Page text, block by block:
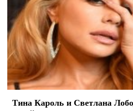
Тина Кароль и Светлана